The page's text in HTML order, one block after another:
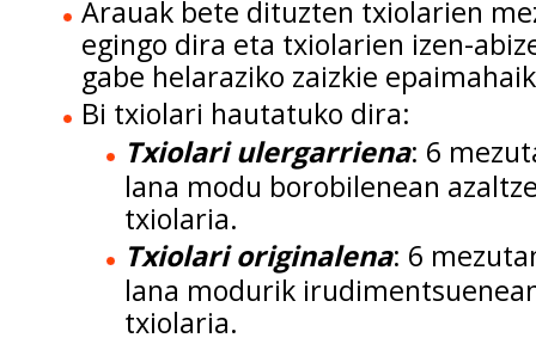
Arauak bete dituzten txiolarien
egingo dira eta txiolarien izen-
gabe helaraziko zaizkie
Bi txiolari hautatuko dira:
Txiolari ulergarriena: 6
lana modu borobilenean
txiolaria.
Txiolari originalena: 6
lana modurik
txiolaria.